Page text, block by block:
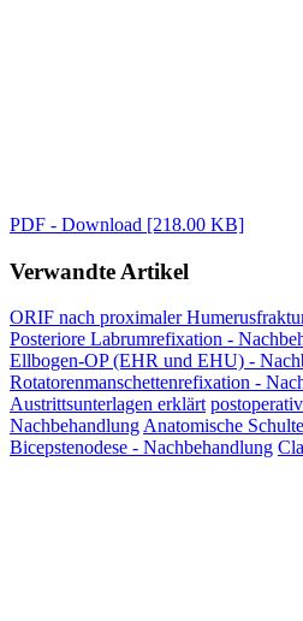
PDF - Download [218.00 KB]
Verwandte Artikel
ORIF nach proximaler
Posteriore Labrumrefixation -
Ellbogen-OP (EHR und EHU) -
Rotatorenmanschettenrefixation -
Austrittsunterlagen erklärt
Nachbehandlung Anatomische
Bicepstenodese - Nachbehandlung